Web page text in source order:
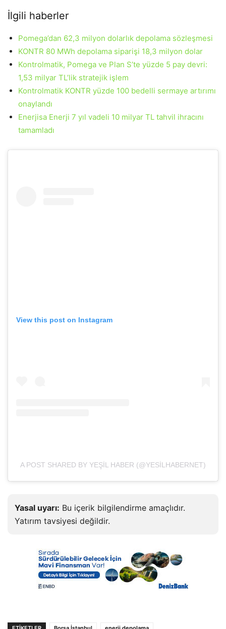
İlgili haberler
Pomega’dan 62,3 milyon dolarlık depolama sözleşmesi
KONTR 80 MWh depolama siparişi 18,3 milyon dolar
Kontrolmatik, Pomega ve Plan S’te yüzde 5 pay devri:
1,53 milyar TL’lik stratejik işlem
Kontrolmatik KONTR yüzde 100 bedelli sermaye artırımı
onaylandı
Enerjisa Enerji 7 yıl vadeli 10 milyar TL tahvil ihracını
tamamladı
View this post on Instagram
A POST SHARED BY YEŞIL HABER (@YESILHABERNET)
Yasal uyarı: Bu içerik bilgilendirme amaçlıdır.
Yatırım tavsiyesi değildir.